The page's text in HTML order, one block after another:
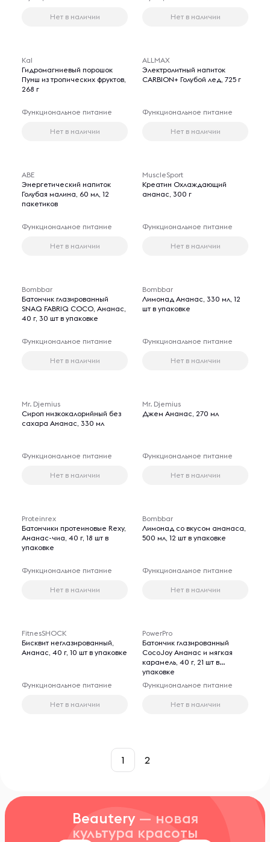
Нет в наличии Нет в наличии
Kal
Гидромагниевый порошок
Пунш из тропических фруктов,
268 г
Функциональное питание
Нет в наличии
ALLMAX
Электролитный напиток
CARBION+ Голубой лед, 725 г
Функциональное питание
Нет в наличии
ABE
Энергетический напиток
Голубая малина, 60 мл, 12
пакетиков
Функциональное питание
Нет в наличии
MuscleSport
Креатин Охлаждающий
ананас, 300 г
Функциональное питание
Нет в наличии
Bombbar
Батончик глазированный
SNAQ FABRIQ COCO, Ананас,
40 г, 30 шт в упаковке
Функциональное питание
Нет в наличии
Bombbar
Лимонад Ананас, 330 мл, 12
шт в упаковке
Функциональное питание
Нет в наличии
Mr. Djemius
Сироп низкокалорийный без
сахара Ананас, 330 мл
Функциональное питание
Нет в наличии
Mr. Djemius
Джем Ананас, 270 мл
Функциональное питание
Нет в наличии
Proteinrex
Батончики протеиновые Rexy,
Ананас-чиа, 40 г, 18 шт в
упаковке
Функциональное питание
Нет в наличии
Bombbar
Лимонад со вкусом ананаса,
500 мл, 12 шт в упаковке
Функциональное питание
Нет в наличии
FitnesSHOCK
Бисквит неглазированный,
Ананас, 40 г, 10 шт в упаковке
Функциональное питание
Нет в наличии
PowerPro
Батончик глазированный
CocoJoy Ананас и мягкая
карамель, 40 г, 21 шт в
упаковке
Функциональное питание
Нет в наличии
1 2
Beautery — новая
культура красоты